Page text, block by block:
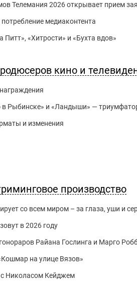
Телемания 2026 открывает прием
медиаконтента
«Хитрости» и «Бухта вдов»
кино и
Рыбинске» и «Ландыши» —
и изменения
производство
со всем миром – за глаза, уши и
в 2026 году
Райана Гослинга и Марго
на улице Вязов»
Николасом Кейджем